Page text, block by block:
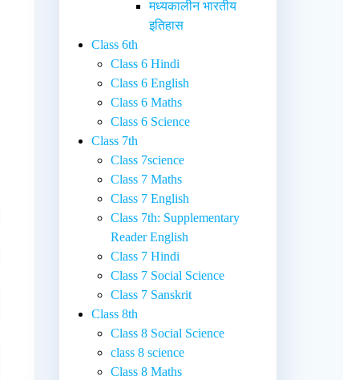
मध्यकालीन भारतीय
इतिहास
Class 6th
Class 6 Hindi
Class 6 English
Class 6 Maths
Class 6 Science
Class 7th
Class 7science
Class 7 Maths
Class 7 English
Class 7th: Supplementary
Reader English
Class 7 Hindi
Class 7 Social Science
Class 7 Sanskrit
Class 8th
Class 8 Social Science
class 8 science
Class 8 Maths